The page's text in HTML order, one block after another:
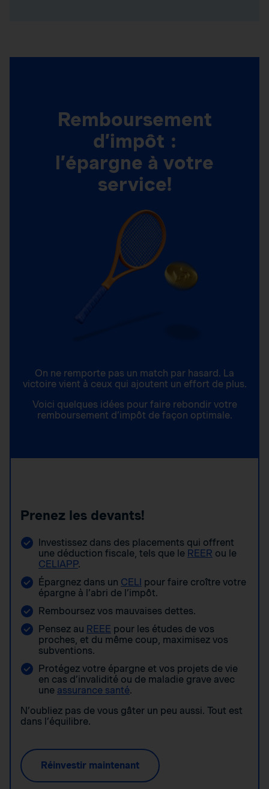
Remboursement
d’impôt :
l’épargne à votre
service!
On ne remporte pas un match par hasard. La
victoire vient à ceux qui ajoutent un effort de plus.
Voici quelques idées pour faire rebondir votre
remboursement d’impôt de façon optimale.
Prenez les devants!
Investissez dans des placements qui offrent
une déduction fiscale, tels que le REER ou le
CELIAPP.
Épargnez dans un CELI pour faire croître votre
épargne à l’abri de l’impôt.
Remboursez vos mauvaises dettes.
Pensez au REEE pour les études de vos
proches, et du même coup, maximisez vos
subventions.
Protégez votre épargne et vos projets de vie
en cas d’invalidité ou de maladie grave avec
une assurance santé.
N’oubliez pas de vous gâter un peu aussi. Tout est
dans l’équilibre.
Réinvestir maintenant